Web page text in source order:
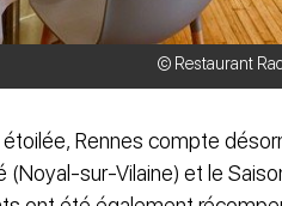
© Restaurant
Rennes compte
(Noyal-sur-Vilaine) et le